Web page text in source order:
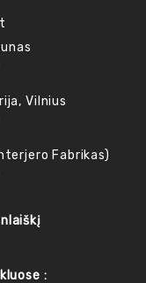
Vilnius
Fabrikas)
: